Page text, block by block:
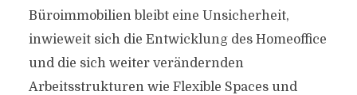
Büroimmobilien bleibt eine Unsicherheit,
inwieweit sich die Entwicklung des Homeoffice
und die sich weiter verändernden
Arbeitsstrukturen wie Flexible Spaces und